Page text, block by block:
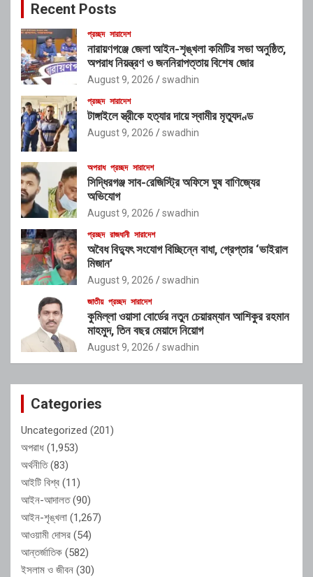
Recent Posts
প্রচ্ছদ সারাদেশ
নারায়ণগঞ্জে জেলা আইন-শৃঙ্খলা কমিটির সভা অনুষ্ঠিত,
অপরাধ নিয়ন্ত্রণ ও জননিরাপত্তায় বিশেষ জোর
August 9, 2026 swadhin
প্রচ্ছদ সারাদেশ
টাঙ্গাইলে স্ত্রীকে হত্যার দায়ে স্বামীর মৃত্যুদণ্ড
August 9, 2026 swadhin
অপরাধ প্রচ্ছদ সারাদেশ
সিদ্ধিরগঞ্জ সাব-রেজিস্ট্রি অফিসে ঘুষ বাণিজ্যের
অভিযোগ
August 9, 2026 swadhin
প্রচ্ছদ রাজধানী সারাদেশ
অবৈধ বিদ্যুৎ সংযোগ বিচ্ছিন্নে বাধা, গ্রেপ্তার ‘ভাইরাল
মিজান’
August 9, 2026 swadhin
জাতীয় প্রচ্ছদ সারাদেশ
কুমিল্লা ওয়াসা বোর্ডের নতুন চেয়ারম্যান আশিকুর রহমান
মাহমুদ, তিন বছর মেয়াদে নিয়োগ
August 9, 2026 swadhin
Categories
Uncategorized (201)
অপরাধ (1,953)
অর্থনীতি(83)
আইটি বিশ্ব (11)
আইন-আদালত(90)
আইন-শৃঙ্খলা (1,267)
আওয়ামী দোসর (54)
আন্তর্জাতিক (582)
ইসলাম ও জীবন (30)